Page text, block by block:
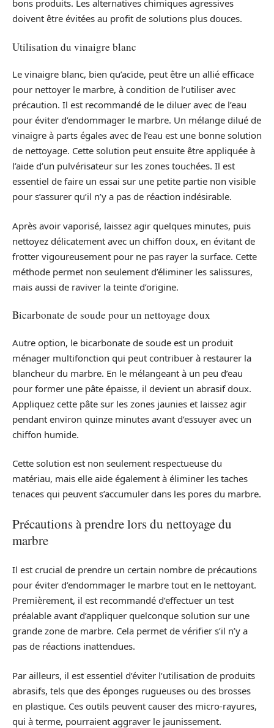
bons produits. Les alternatives chimiques agressives
doivent être évitées au profit de solutions plus douces.
Utilisation du vinaigre blanc
Le vinaigre blanc, bien qu’acide, peut être un allié efficace
pour nettoyer le marbre, à condition de l’utiliser avec
précaution. Il est recommandé de le diluer avec de l’eau
pour éviter d’endommager le marbre. Un mélange dilué de
vinaigre à parts égales avec de l’eau est une bonne solution
de nettoyage. Cette solution peut ensuite être appliquée à
l’aide d’un pulvérisateur sur les zones touchées. Il est
essentiel de faire un essai sur une petite partie non visible
pour s’assurer qu’il n’y a pas de réaction indésirable.
Après avoir vaporisé, laissez agir quelques minutes, puis
nettoyez délicatement avec un chiffon doux, en évitant de
frotter vigoureusement pour ne pas rayer la surface. Cette
méthode permet non seulement d’éliminer les salissures,
mais aussi de raviver la teinte d’origine.
Bicarbonate de soude pour un nettoyage doux
Autre option, le bicarbonate de soude est un produit
ménager multifonction qui peut contribuer à restaurer la
blancheur du marbre. En le mélangeant à un peu d’eau
pour former une pâte épaisse, il devient un abrasif doux.
Appliquez cette pâte sur les zones jaunies et laissez agir
pendant environ quinze minutes avant d’essuyer avec un
chiffon humide.
Cette solution est non seulement respectueuse du
matériau, mais elle aide également à éliminer les taches
tenaces qui peuvent s’accumuler dans les pores du marbre.
Précautions à prendre lors du nettoyage du
marbre
Il est crucial de prendre un certain nombre de précautions
pour éviter d’endommager le marbre tout en le nettoyant.
Premièrement, il est recommandé d’effectuer un test
préalable avant d’appliquer quelconque solution sur une
grande zone de marbre. Cela permet de vérifier s’il n’y a
pas de réactions inattendues.
Par ailleurs, il est essentiel d’éviter l’utilisation de produits
abrasifs, tels que des éponges rugueuses ou des brosses
en plastique. Ces outils peuvent causer des micro-rayures,
qui à terme, pourraient aggraver le jaunissement.